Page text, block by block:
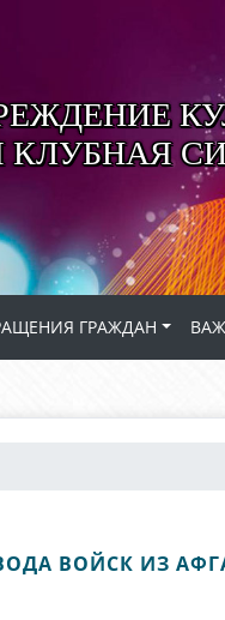
КЛУБНАЯ
ГРАЖДАН
ВОЙСК ИЗ